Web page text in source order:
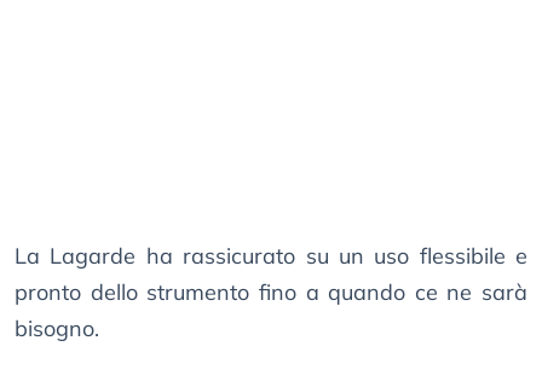
La Lagarde ha rassicurato su un uso flessibile e
pronto dello strumento fino a quando ce ne sarà
bisogno.